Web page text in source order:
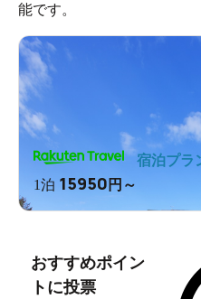
能です。
1泊 15950 円～
宿泊プラ
おすすめポイン
トに投票